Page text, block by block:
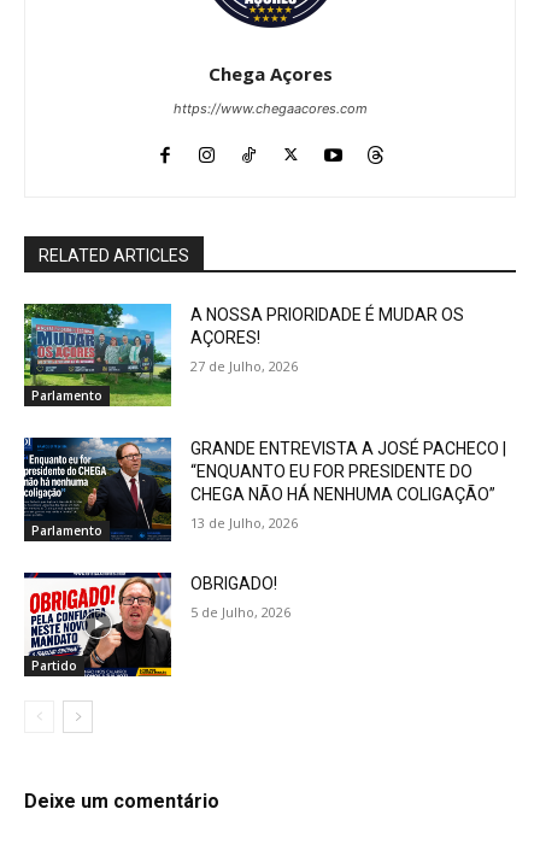
Chega Açores
https://www.chegaacores.com
RELATED ARTICLES
Parlamento
A NOSSA PRIORIDADE É MUDAR OS
AÇORES!
27 de Julho, 2026
Parlamento
GRANDE ENTREVISTA A JOSÉ PACHECO |
“ENQUANTO EU FOR PRESIDENTE DO
CHEGA NÃO HÁ NENHUMA COLIGAÇÃO”
13 de Julho, 2026
Partido
OBRIGADO!
5 de Julho, 2026
Deixe um comentário